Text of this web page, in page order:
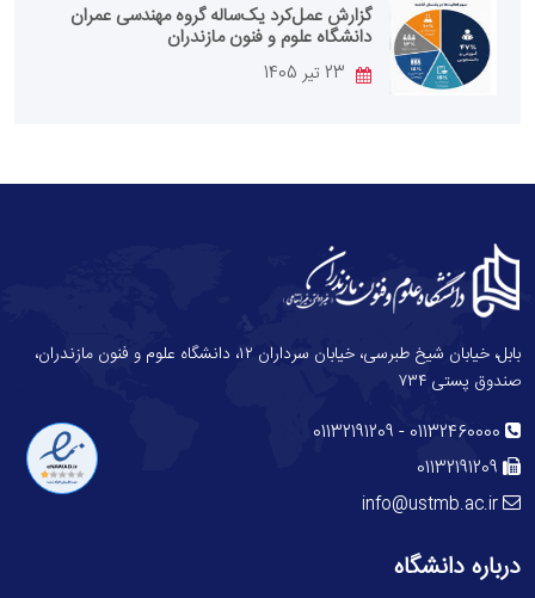
گزارش عمل‌کرد یک‌ساله گروه مهندسی عمران
دانشگاه علوم و فنون مازندران
بابل، خیابان شیخ طبرسی، خیابان سرداران ۱۲، دانشگاه علوم و فنون مازندران،
صندوق پستی ۷۳۴
01132460000
-
01132191209
01132191209
info@ustmb.ac.ir
درباره دانشگاه